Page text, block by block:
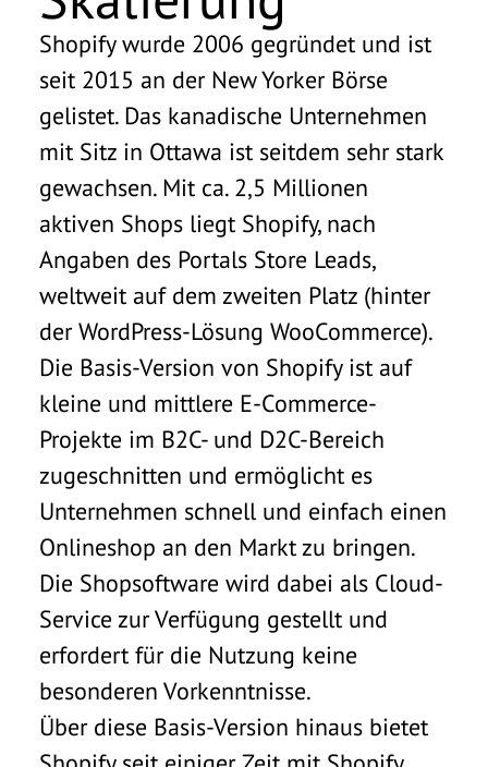
Shopify wurde 2006 gegründet und ist
seit 2015 an der New Yorker Börse
gelistet. Das kanadische Unternehmen
mit Sitz in Ottawa ist seitdem sehr stark
gewachsen. Mit ca. 2,5 Millionen
aktiven Shops liegt Shopify, nach
Angaben des Portals Store Leads,
weltweit auf dem zweiten Platz (hinter
der WordPress-Lösung WooCommerce).
Die Basis-Version von Shopify ist auf
kleine und mittlere E-Commerce-
Projekte im B2C- und D2C-Bereich
zugeschnitten und ermöglicht es
Unternehmen schnell und einfach einen
Onlineshop an den Markt zu bringen.
Die Shopsoftware wird dabei als Cloud-
Service zur Verfügung gestellt und
erfordert für die Nutzung keine
besonderen Vorkenntnisse.
Über diese Basis-Version hinaus bietet